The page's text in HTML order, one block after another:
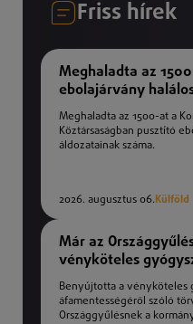
Friss hírek
Meghaladta az
ebolajárvány
száma
Meghaladta az 1500-at a
Köztársaságban pusztító
áldozatainak száma.
2026. augusztus 06. Külföld
Már az
vényköteles
áfamentességéről
törvényjavaslat
Benyújtotta a vényköteles
áfamentességéről szóló
Országgyűlésnek a